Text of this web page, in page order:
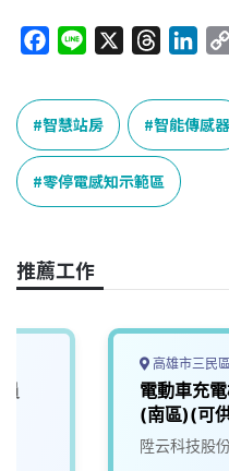
c
e
b
o
o
n
e
r
e
a
d
s
n
k
e
智慧站房 智能傳感器
零停電感知示範區
推薦工作
高雄市三民
電動車充
(南區)(可
陞云科技股